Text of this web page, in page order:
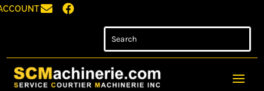
 